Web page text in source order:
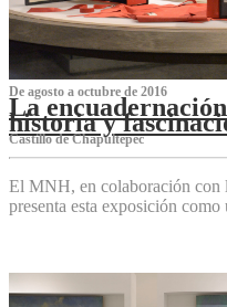
De agosto a octubre de 2016
La
historia y
Castillo de Chapultepec
El MNH, en colaboración con
presenta esta exposición